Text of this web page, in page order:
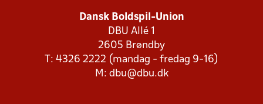
Dansk Boldspil-Union
DBU Allé 1
2605 Brøndby
T: 4326 2222 (mandag - fredag 9-16)
M: dbu@dbu.dk